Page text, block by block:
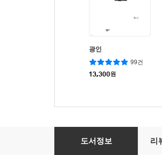
광인
99건
13,300원
작은마음동호회
도서정보 리